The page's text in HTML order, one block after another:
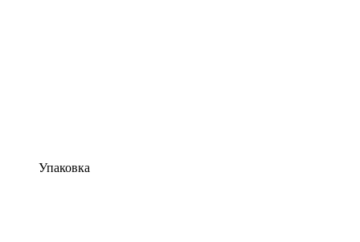
Упаковка